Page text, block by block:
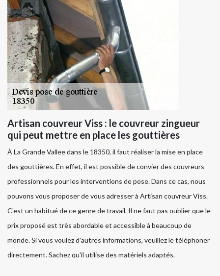
Artisan couvreur Viss : le couvreur zingueur
qui peut mettre en place les gouttières
À La Grande Vallee dans le 18350, il faut réaliser la mise en place
des gouttières. En effet, il est possible de convier des couvreurs
professionnels pour les interventions de pose. Dans ce cas, nous
pouvons vous proposer de vous adresser à Artisan couvreur Viss.
C'est un habitué de ce genre de travail. Il ne faut pas oublier que le
prix proposé est très abordable et accessible à beaucoup de
monde. Si vous voulez d'autres informations, veuillez le téléphoner
directement. Sachez qu'il utilise des matériels adaptés.